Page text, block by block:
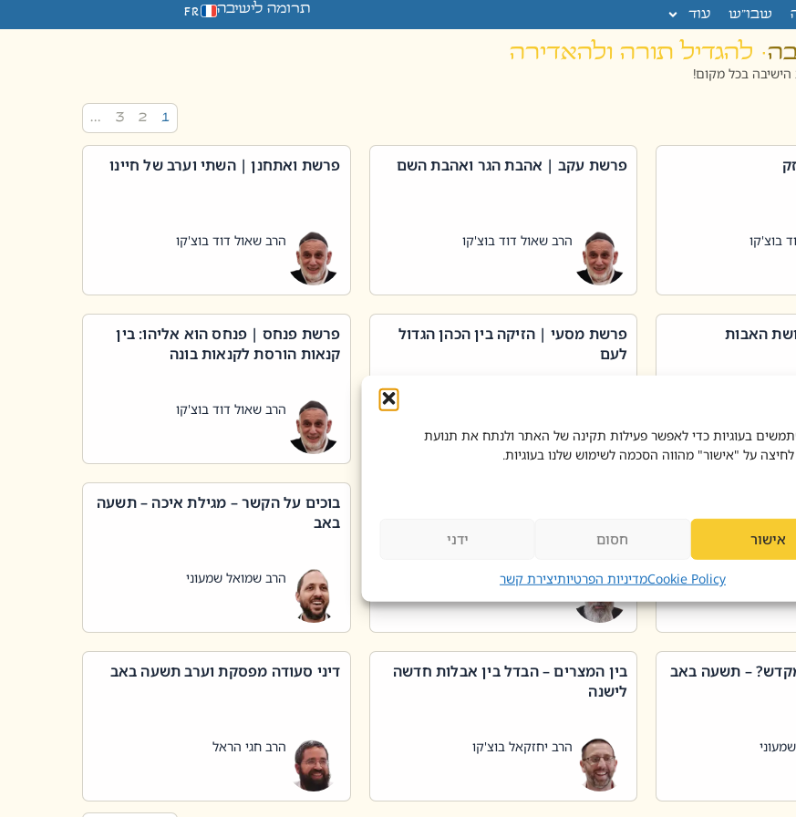
בעוגיות כדי לאפשר פעילות תקינה של האתר ולנתח את תנועת
לחיצה על "אישור" מהווה הסכמה לשימוש שלנו בעוגיות.
אישור חסום ידני
Cookie Policyמדיניות הפרטיותיצירת קשר
שבו”ש עוד תרומה לישיבה FR
· להגדיל תורה ולהאדירה
בכל מקום!
1
2
3
…
בוצ'קו
פרשת עקב | אהבת הגר ואהבת השם
הרב שאול דוד בוצ'קו
פרשת ואתחנן | השתי וערב של חיינו
הרב שאול דוד בוצ'קו
האבות
פרשת מסעי | הזיקה בין הכהן הגדול
לעם
פרשת פנחס | פנחס הוא אליהו: בין
קנאות הורסת לקנאות בונה
הרב שאול דוד בוצ'קו
כלים בשבת –
שכג
הרב יאיר בידני
בוכים על הקשר – מגילת איכה – תשעה
באב
הרב שמואל שמעוני
– תשעה באב
בין המצרים – הבדל בין אבלות חדשה
לישנה
הרב יחזקאל בוצ'קו
דיני סעודה מפסקת וערב תשעה באב
הרב חגי הראל